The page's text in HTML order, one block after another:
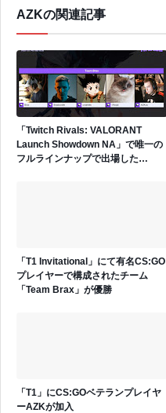
AZKの関連記事
「Twitch Rivals: VALORANT
Launch Showdown NA」で唯一の
フルラインナップで出場した
「T1 Invitational」にて有名CS:GO
プレイヤーで構成されたチーム
「Team Brax」が優勝
「T1」にCS:GOベテランプレイヤ
ーAZKが加入